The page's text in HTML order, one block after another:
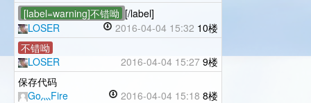
[label=warning]不错呦 [/label]
LOSER
2016-04-04 15:32 10楼
不错呦
LOSER
2016-04-04 15:27 9楼
保存代码
Go灬Fire
2016-04-04 15:18 8楼